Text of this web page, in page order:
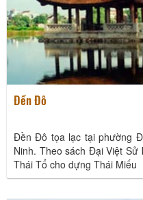
Bảo tàng Bắc Ninh số 2 - Nơi lưu giữ
22/12/2025
Đền Đô
Đền Đô tọa lạc tại phường
Ninh. Theo sách Đại Việt
Thái Tổ cho dựng Thái Miếu